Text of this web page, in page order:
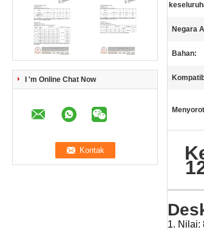
I 'm Online Chat Now
Negara
Bahan:
1. Nilai: